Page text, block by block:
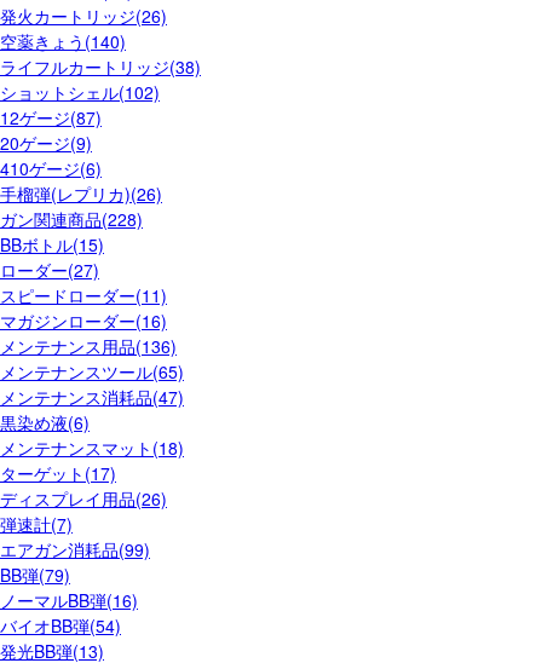
発火カートリッジ(26)
空薬きょう(140)
ライフルカートリッジ(38)
ショットシェル(102)
12ゲージ(87)
20ゲージ(9)
410ゲージ(6)
手榴弾(レプリカ)(26)
ガン関連商品(228)
BBボトル(15)
ローダー(27)
スピードローダー(11)
マガジンローダー(16)
メンテナンス用品(136)
メンテナンスツール(65)
メンテナンス消耗品(47)
黒染め液(6)
メンテナンスマット(18)
ターゲット(17)
ディスプレイ用品(26)
弾速計(7)
エアガン消耗品(99)
BB弾(79)
ノーマルBB弾(16)
バイオBB弾(54)
発光BB弾(13)